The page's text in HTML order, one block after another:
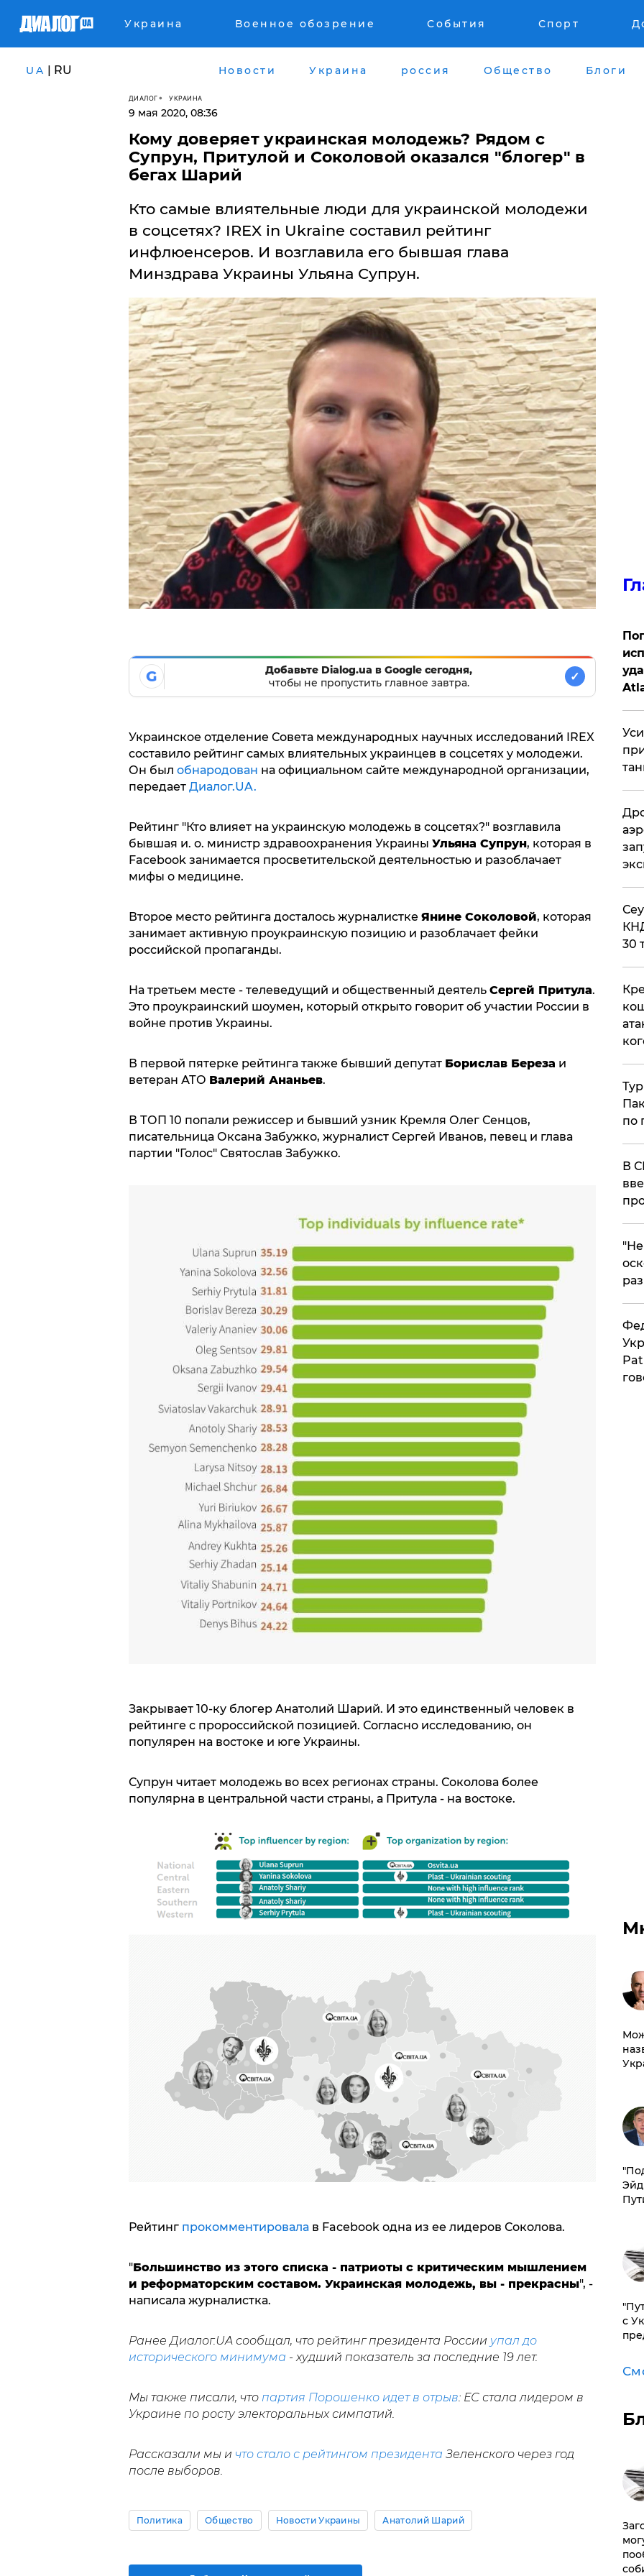
Украина Военное обозрение События Спорт
UA | RU Новости Украина россия Общество Блоги
ДИАЛОГ УКРАИНА
9 мая 2020, 08:36
Кому доверяет украинская молодежь? Рядом с
Супрун, Притулой и Соколовой оказался "блогер" в
бегах Шарий
Кто самые влиятельные люди для украинской молодежи
в соцсетях? IREX in Ukraine составил рейтинг
инфлюенсеров. И возглавила его бывшая глава
Минздрава Украины Ульяна Супрун.
G
Добавьте Dialog.ua в Google сегодня,
чтобы не пропустить главное завтра.
✓
Украинское отделение Совета международных научных исследований IREX
составило рейтинг самых влиятельных украинцев в соцсетях у молодежи.
Он был обнародован на официальном сайте международной организации,
передает Диалог.UA.
Рейтинг "Кто влияет на украинскую молодежь в соцсетях?" возглавила
бывшая и. о. министр здравоохранения Украины Ульяна Супрун, которая в
Facebook занимается просветительской деятельностью и разоблачает
мифы о медицине.
Второе место рейтинга досталось журналистке Янине Соколовой, которая
занимает активную проукраинскую позицию и разоблачает фейки
российской пропаганды.
На третьем месте - телеведущий и общественный деятель Сергей Притула.
Это проукраинский шоумен, который открыто говорит об участии России в
войне против Украины.
В первой пятерке рейтинга также бывший депутат Борислав Береза и
ветеран АТО Валерий Ананьев.
В ТОП 10 попали режиссер и бывший узник Кремля Олег Сенцов,
писательница Оксана Забужко, журналист Сергей Иванов, певец и глава
партии "Голос" Святослав Забужко.
Закрывает 10-ку блогер Анатолий Шарий. И это единственный человек в
рейтинге с пророссийской позицией. Согласно исследованию, он
популярен на востоке и юге Украины.
Супрун читает молодежь во всех регионах страны. Соколова более
популярна в центральной части страны, а Притула - на востоке.
Рейтинг прокомментировалав Facebook одна из ее лидеров Соколова.
"Большинство из этого списка - патриоты с критическим мышлением
и реформаторским составом. Украинская молодежь, вы - прекрасны", -
написала журналистка.
Ранее Диалог.UA сообщал, что рейтинг президента России упал до
исторического минимума - худший показатель за последние 19 лет.
Мы также писали, что партия Порошенко идет в отрыв: ЕС стала лидером в
Украине по росту электоральных симпатий.
Рассказали мы и что стало с рейтингом президента Зеленского через год
после выборов.
Политика Общество Новости Украины Анатолий Шарий
30
по
В
с